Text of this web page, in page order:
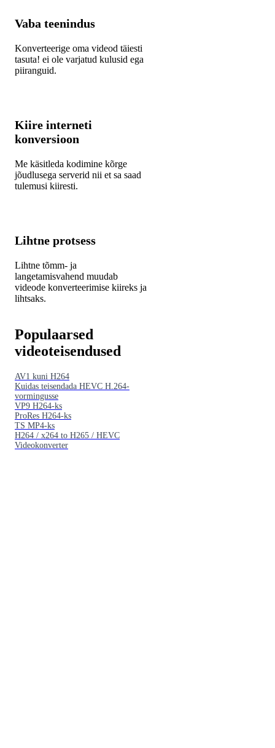
Vaba teenindus
Konverteerige oma videod täiesti
tasuta! ei ole varjatud kulusid ega
piiranguid.
Kiire interneti
konversioon
Me käsitleda kodimine kõrge
jõudlusega serverid nii et sa saad
tulemusi kiiresti.
Lihtne protsess
Lihtne tõmm- ja
langetamisvahend muudab
videode konverteerimise kiireks ja
lihtsaks.
Populaarsed
videoteisendused
AV1 kuni H264
Kuidas teisendada HEVC H.264-
vormingusse
VP9 H264-ks
ProRes H264-ks
TS MP4-ks
H264 / x264 to H265 / HEVC
Videokonverter